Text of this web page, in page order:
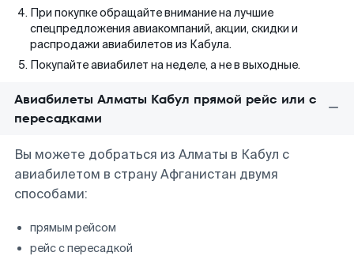
При покупке обращайте внимание на лучшие
спецпредложения авиакомпаний, акции, скидки и
распродажи авиабилетов из Кабула.
Покупайте авиабилет на неделе, а не в выходные.
Авиабилеты Алматы Кабул прямой рейс или с
пересадками
Вы можете добраться из Алматы в Кабул с
авиабилетом в страну Афганистан двумя
способами:
прямым рейсом
рейс с пересадкой